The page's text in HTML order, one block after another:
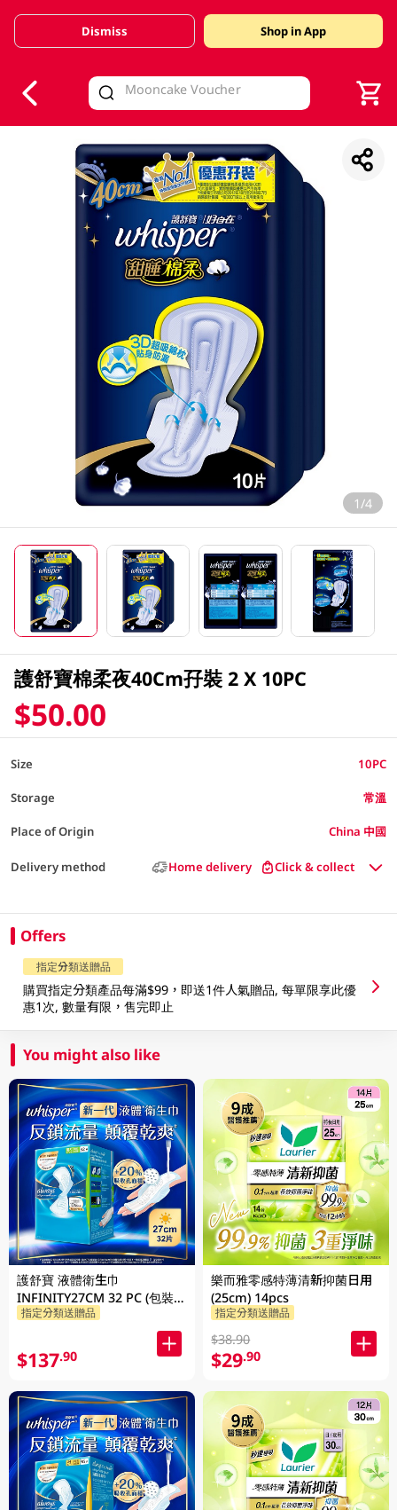
Valid Until 30 June 2026
Dismiss Shop in App
1/4
護舒寶棉柔夜40Cm孖裝 2 X 10PC
$50.00
Size 10PC
Storage 常溫
Place of Origin China 中國
Delivery method Home delivery Click & collect
Offers
指定分類送贈品
購買指定分類產品每滿$99，即送1件人氣贈品, 每單限享此優
惠1次, 數量有限，售完即止
You might also like
護舒寶 液體衛生巾
INFINITY27CM 32 PC (包裝隨
機發放)
指定分類送贈品
$137.90
樂而雅零感特薄清新抑菌日用
(25cm) 14pcs
指定分類送贈品
$38.90
$29.90